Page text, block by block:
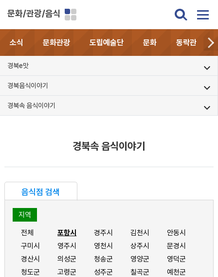
문화/관광/음식
소식 문화관광 도립예술단 문화 동락관
경북e맛
경북음식이야기
경북속 음식이야기
경북속 음식이야기
음식점 검색
지역
전체 포항시 경주시 김천시
안동시
구미시
영주시 영천시 상주시
문경시
경산시
의성군 청송군 영양군
영덕군
청도군
고령군 성주군 칠곡군
예천군